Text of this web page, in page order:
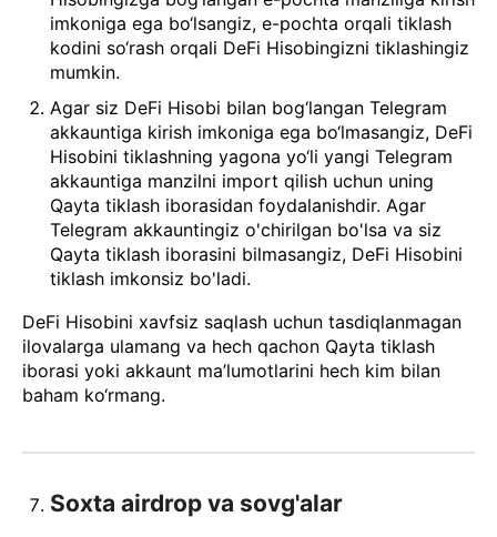
imkoniga ega bo‘lsangiz, e-pochta orqali tiklash
kodini so‘rash orqali DeFi Hisobingizni tiklashingiz
mumkin.
Agar siz DeFi Hisobi bilan bog‘langan Telegram
akkauntiga kirish imkoniga ega bo‘lmasangiz, DeFi
Hisobini tiklashning yagona yo‘li yangi Telegram
akkauntiga manzilni import qilish uchun uning
Qayta tiklash iborasidan foydalanishdir. Agar
Telegram akkauntingiz o'chirilgan bo'lsa va siz
Qayta tiklash iborasini bilmasangiz, DeFi Hisobini
tiklash imkonsiz bo'ladi.
DeFi Hisobini xavfsiz saqlash uchun tasdiqlanmagan
ilovalarga ulamang va hech qachon Qayta tiklash
iborasi yoki akkaunt ma’lumotlarini hech kim bilan
baham ko‘rmang.
Soxta airdrop va sovg'alar